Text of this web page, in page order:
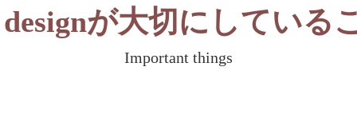
が大切にしている
Important things